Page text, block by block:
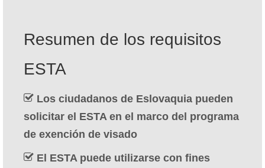
Dansk(Danés
Nederlands
English(Inglés)
Eesti(Estonio)
Resumen de los requisitos
ESTA
Los ciudadanos de Eslovaquia pueden
solicitar el ESTA en el marco del programa
de exención de visado
El ESTA puede utilizarse con fines